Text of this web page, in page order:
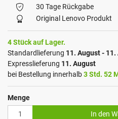
30 Tage Rückgabe
Original Lenovo Produkt
4 Stück auf Lager.
Standardlieferung 11. August -
Expresslieferung 11. August
bei Bestellung innerhalb3 Std. 52
Menge
In den